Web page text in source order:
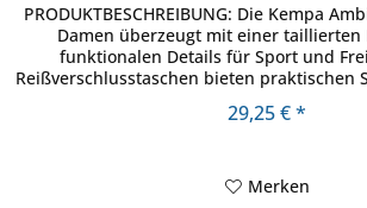
PRODUKTBESCHREIBUNG: Die Kempa
Damen überzeugt mit einer taillierten
funktionalen Details für Sport und
Reißverschlusstaschen bieten praktischen
29,25 € *
Merken